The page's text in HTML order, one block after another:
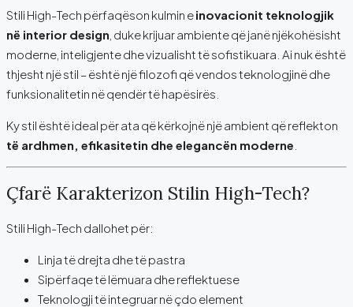
Stili High-Tech përfaqëson kulmin einovacionit teknologjik
në interior design , duke krijuar ambiente që janë njëkohësisht
moderne, inteligjente dhe vizualisht të sofistikuara. Ai nuk është
thjesht një stil – është një filozofi që vendos teknologjinë dhe
funksionalitetin në qendër të hapësirës.
Ky stil është ideal për ata që kërkojnë një ambient që reflekton
të ardhmen, efikasitetin dhe elegancën moderne
Çfarë Karakterizon Stilin High-Tech?
Stili High-Tech dallohet për:
Linja të drejta dhe të pastra
Sipërfaqe të lëmuara dhe reflektuese
Teknologji të integruar në çdo element